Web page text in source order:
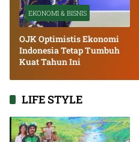
EKONOMI & BISNIS
OJK Optimistis Ekonomi
Indonesia Tetap Tumbuh
Kuat Tahun Ini
LIFE STYLE